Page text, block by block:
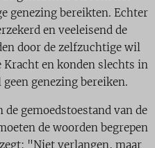
genezing bereikten. Echter
en veeleisend de
door de zelfzuchtige wil
en konden slechts in
genezing bereiken.
gemoedstoestand van de
de woorden begrepen
"Niet verlangen, maar